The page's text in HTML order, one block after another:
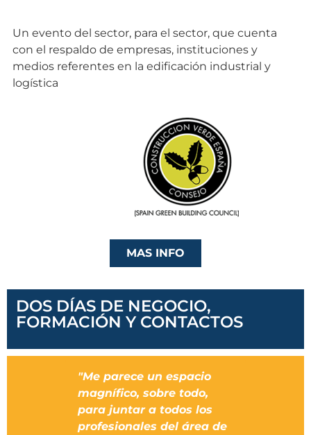
Un evento del sector, para el sector, que cuenta
con el respaldo de empresas, instituciones y
medios referentes en la edificación industrial y
logística
MAS INFO
DOS DÍAS DE NEGOCIO,
FORMACIÓN Y CONTACTOS
"Me parece un espacio
magnífico, sobre todo,
para juntar a todos los
profesionales del área de